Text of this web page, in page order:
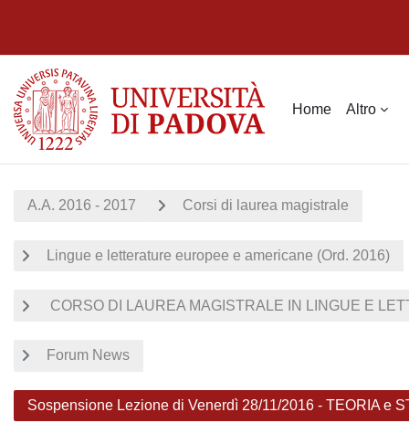
Home Altro
A.A. 2016 - 2017 Corsi di laurea magistrale
Lingue e letterature europee e americane (Ord. 2016)
CORSO DI LAUREA MAGISTRALE IN LINGUE E
Forum News
Sospensione Lezione di Venerdì 28/11/2016 - TEORIA e